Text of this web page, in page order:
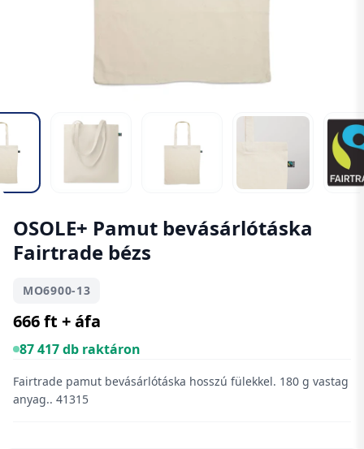
OSOLE+ Pamut bevásárlótáska
Fairtrade bézs
MO6900-13
666 ft + áfa
87 417 db raktáron
Fairtrade pamut bevásárlótáska hosszú fülekkel. 180 g vastag
anyag.. 41315